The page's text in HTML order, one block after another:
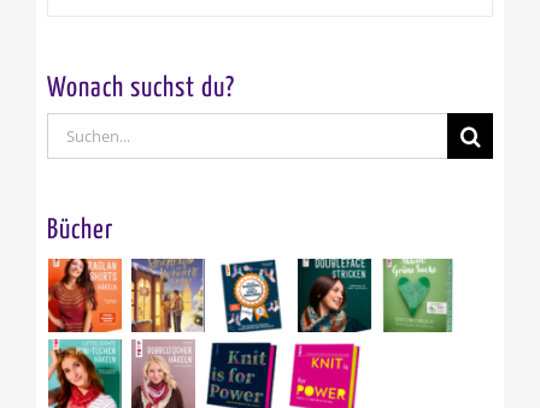
Wonach suchst du?
Suche
nach:
Bücher